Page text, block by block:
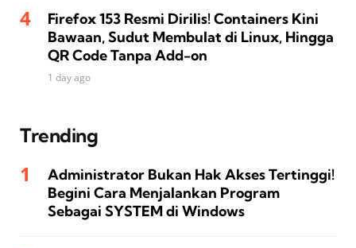
Firefox 153 Resmi Dirilis! Containers Kini
Bawaan, Sudut Membulat di Linux, Hingga
QR Code Tanpa Add-on
1 day ago
Trending
Administrator Bukan Hak Akses Tertinggi!
Begini Cara Menjalankan Program
Sebagai SYSTEM di Windows